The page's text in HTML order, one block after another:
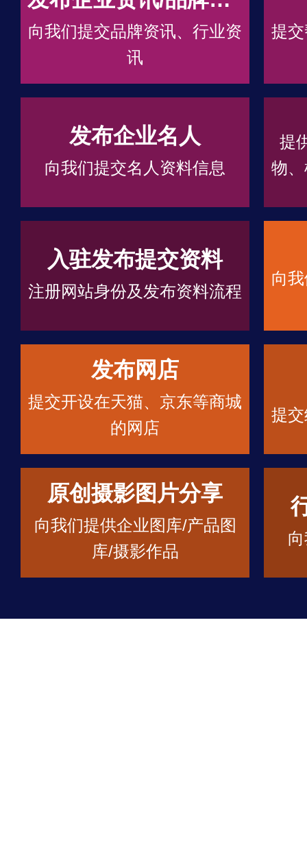
向我们提交品牌资讯、行业资
讯
提
发布企业名人
向我们提交名人资料信息
提
物
入驻发布提交资料
注册网站身份及发布资料流程
向
发布网店
提交开设在天猫、京东等商城
的网店
提
原创摄影图片分享
向我们提供企业图库/产品图
库/摄影作品